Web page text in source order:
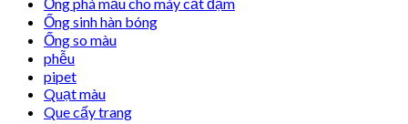
Ống phá mẫu cho máy cất đạm
Ống sinh hàn bóng
Ống so màu
phễu
pipet
Quạt màu
Que cấy trang